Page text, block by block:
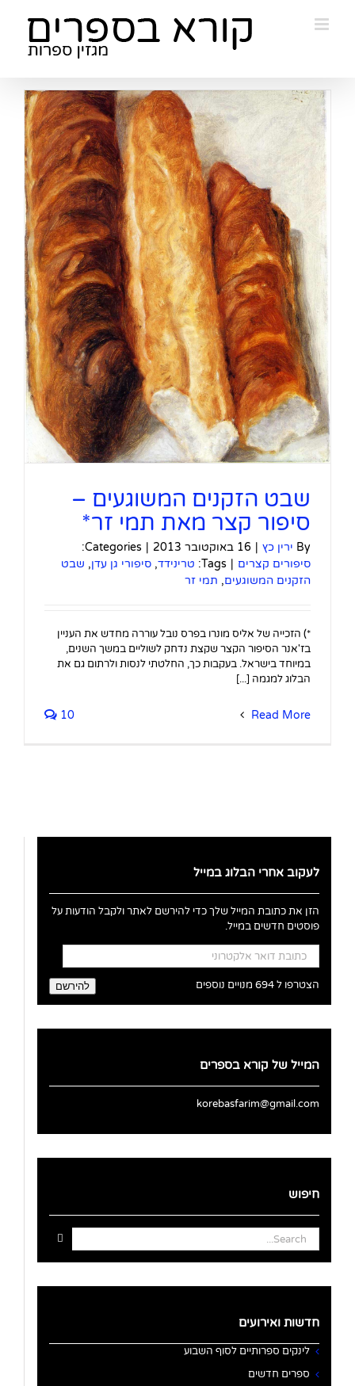
שבט הזקנים המשוגעים –
סיפור קצר מאת תמי זר*
By ירין כץ | 16 באוקטובר 2013 |
Categories:
סיפורים קצרים |
Tags: טרינידד, סיפורי גן עדן, שבט
הזקנים המשוגעים, תמי זר
*) הזכייה של אליס מונרו בפרס נובל עוררה מחדש את העניין
בז'אנר הסיפור הקצר שקצת נדחק לשוליים במשך השנים,
במיוחד בישראל. בעקבות כך, החלטתי לנסות ולרתום גם את
הבלוג למגמה [...]
Read More
10
לעקוב אחרי הבלוג במייל
הזן את כתובת המייל שלך כדי להירשם לאתר ולקבל הודעות על
פוסטים חדשים במייל.
כתובת
דואר
אלקטרוני
להירשם הצטרפו ל 694 מנויים נוספים
המייל של קורא בספרים
korebasfarim@gmail.com
חיפוש
Search
for:
חדשות ואירועים
לינקים ספרותיים לסוף השבוע
ספרים חדשים